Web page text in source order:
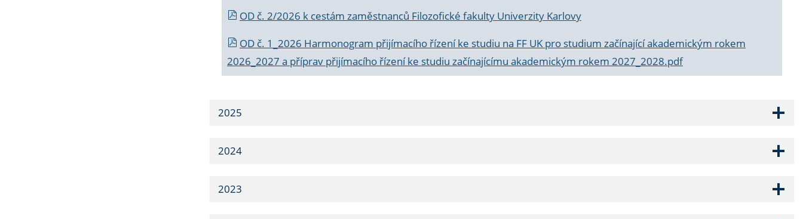
OD č. 2/2026 k cestám zaměstnanců Filozofické fakulty Univerzity Karlovy
OD č. 1_2026 Harmonogram přijímacího řízení ke studiu na FF UK pro studium začínající akademickým rokem
2026_2027 a příprav přijímacího řízení ke studiu začínajícímu akademickým rokem 2027_2028.pdf
2025
2024
2023